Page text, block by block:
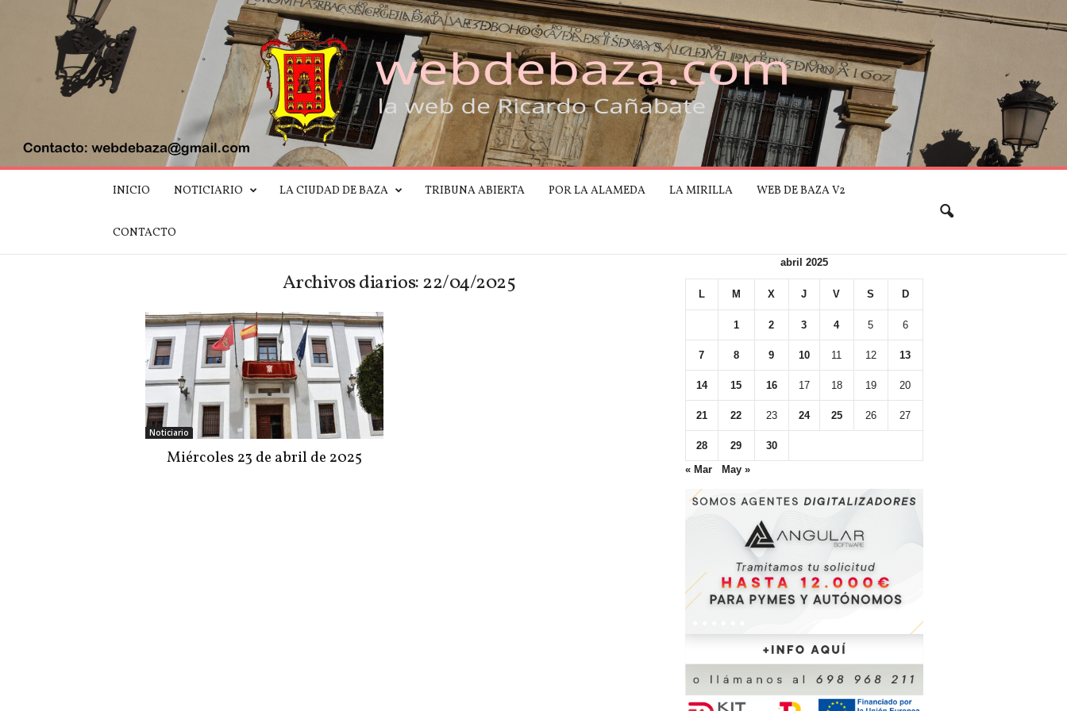
B
INICIO NOTICIARIO LA CIUDAD DE BAZA TRIBUNA ABIERTA POR LA ALAMEDA LA MIRILLA WEB DE BAZA V2
CONTACTO
Archivos diarios: 22/04/2025
Noticiario
Miércoles 23 de abril de 2025
abril 2025
L M X J V S D
1 2 3 4 5 6
7 8 9 10 11 12 13
14 15 16 17 18 19 20
21 22 23 24 25 26 27
28 29
30
« Mar
May »